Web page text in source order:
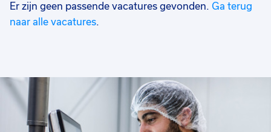
Sluiten
Er zijn geen passende vacatures gevonden. Ga terug
naar alle vacatures.